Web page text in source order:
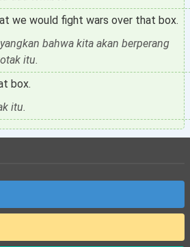
we would fight wars over that box.
bahwa kita akan berperang
itu.
box.
itu.